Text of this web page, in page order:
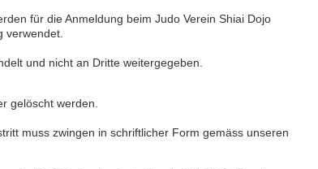
für die Anmeldung beim Judo Verein Shiai Dojo
verwendet.
und nicht an Dritte weitergegeben.
gelöscht werden.
muss zwingen in schriftlicher Form gemäss unseren